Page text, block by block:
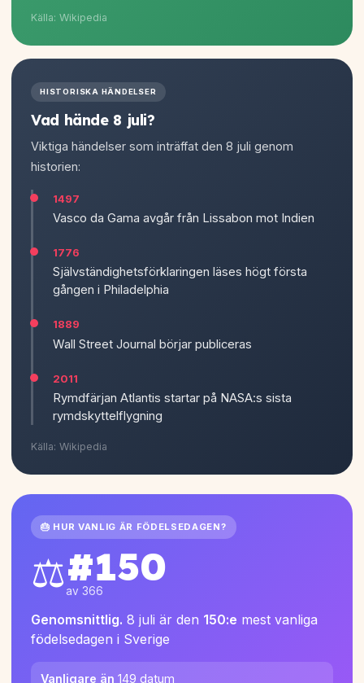
Källa: Wikipedia
HISTORISKA HÄNDELSER
Vad hände 8 juli?
Viktiga händelser som inträffat den 8 juli genom
historien:
1497
Vasco da Gama avgår från Lissabon mot Indien
1776
Självständighetsförklaringen läses högt första
gången i Philadelphia
1889
Wall Street Journal börjar publiceras
2011
Rymdfärjan Atlantis startar på NASA:s sista
rymdskyttelflygning
Källa: Wikipedia
🎂 HUR VANLIG ÄR FÖDELSEDAGEN?
⚖️#150
av 366
Genomsnittlig. 8 juli är den 150:e mest vanliga
födelsedagen i Sverige
Vanligare än 149 datum